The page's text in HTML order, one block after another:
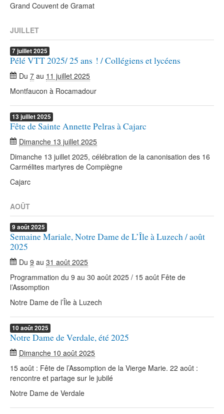
Grand Couvent de Gramat
JUILLET
7juillet2025
Pélé VTT 2025/ 25 ans ! / Collégiens et lycéens
Du 7 au 11 juillet 2025
Montfaucon à Rocamadour
13 juillet2025
Fête de Sainte Annette Pelras à Cajarc
Dimanche 13 juillet 2025
Dimanche 13 juillet 2025, célébration de la canonisation des 16
Carmélites martyres de Compiègne
Cajarc
AOÛT
9 août2025
Semaine Mariale, Notre Dame de L’Île à Luzech / août
2025
Du 9 au 31 août 2025
Programmation du 9 au 30 août 2025 / 15 août Fête de
l’Assomption
Notre Dame de l’Île à Luzech
10 août2025
Notre Dame de Verdale, été 2025
Dimanche 10 août 2025
15 août : Fête de l’Assomption de la Vierge Marie. 22 août :
rencontre et partage sur le jubilé
Notre Dame de Verdale